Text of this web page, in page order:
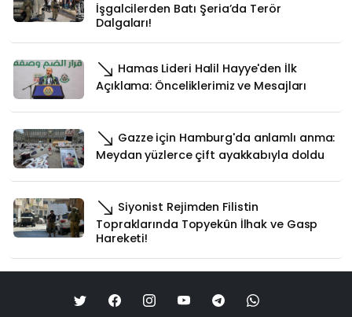
İşgalcilerden Batı Şeria’da Terör
Dalgaları!
Hamas Lideri Halil Hayye'den İlk
Açıklama: Önceliklerimiz ve Mesajları
Gazze için Hamburg'da anlamlı anma:
Meydan yüzlerce çift ayakkabıyla doldu
Siyonist Rejimden Filistin
Topraklarında Topyekûn İlhak ve Gasp
Hareketi!